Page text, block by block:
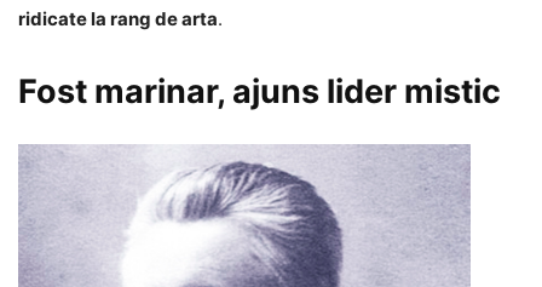
ridicate la rang de arta.
Fost marinar, ajuns lider mistic